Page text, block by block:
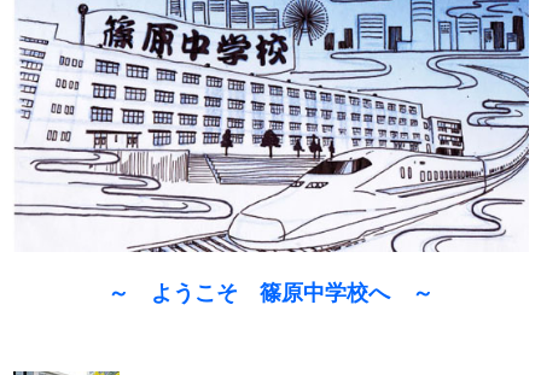
～ ようこそ 篠原中学校へ ～